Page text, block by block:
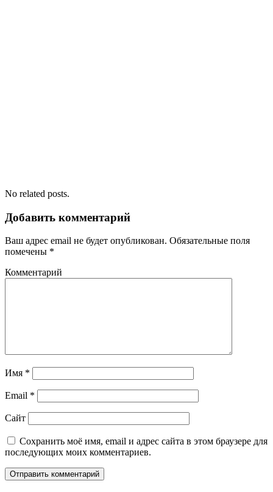
No related posts.
Добавить комментарий
Ваш адрес email не будет опубликован. Обязательные поля
помечены *
Комментарий
Имя *
Email *
Сайт
Сохранить моё имя, email и адрес сайта в этом браузере для
последующих моих комментариев.